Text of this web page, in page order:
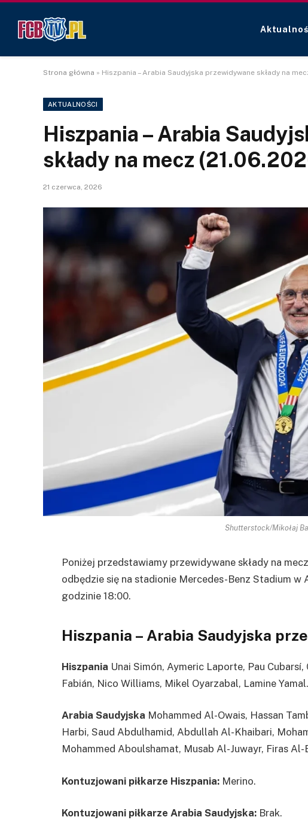
Strona główna » Hiszpania – Arabia Saudyjska przewidywane składy na
AKTUALNOŚCI
Hiszpania – Arabia
składy na mecz
21 czerwca, 2026
Shutterstock/Mikołaj
Poniżej przedstawiamy przewidywane składy na
odbędzie się na stadionie Mercedes-Benz Stadium w
godzinie 18:00.
Hiszpania – Arabia Saudyjska
Hiszpania Unai Simón, Aymeric Laporte, Pau
Fabián, Nico Williams, Mikel Oyarzabal, Lamine Yamal.
Arabia Saudyjska Mohammed Al-Owais, Hassan
Harbi, Saud Abdulhamid, Abdullah Al-Khaibari,
Mohammed Aboulshamat, Musab Al-Juwayr, Firas Al-
Kontuzjowani piłkarze Hiszpania: Merino.
Kontuzjowani piłkarze Arabia Saudyjska: Brak.